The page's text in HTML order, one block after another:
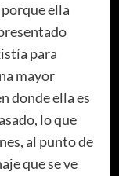
ella
para
mayor
donde ella es
lo que
al punto de
que se ve